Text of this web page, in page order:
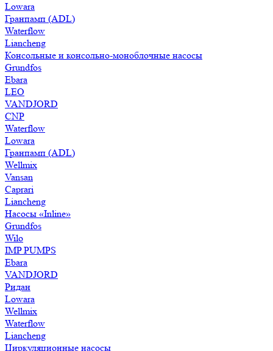
Lowara
Гранпамп (ADL)
Waterflow
Liancheng
Консольные и консольно-моноблочные насосы
Grundfos
Ebara
LEO
VANDJORD
CNP
Waterflow
Lowara
Гранпамп (ADL)
Wellmix
Vansan
Caprari
Liancheng
Насосы «Inline»
Grundfos
Wilo
IMP PUMPS
Ebara
VANDJORD
Ридан
Lowara
Wellmix
Waterflow
Liancheng
Циркуляционные насосы